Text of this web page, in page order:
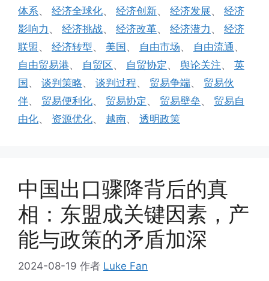
体系、 经济全球化、 经济创新、 经济发展、 经济
影响力 、 经济挑战、 经济改革、 经济潜力 、 经济
联盟 、 经济转型、 美国 、 自由市场、 自由流通 、
自由贸易港、 自贸区、 自贸协定 、 舆论关注、 英
国 、 谈判策略、 谈判过程、 贸易争端、 贸易伙
伴、 贸易便利化、 贸易协定 、 贸易壁垒、 贸易自
由化、 资源优化、 越南、 透明政策
中国出口骤降背后的真
相：东盟成关键因素，产
能与政策的矛盾加深
2024-08-19 作者 Luke Fan